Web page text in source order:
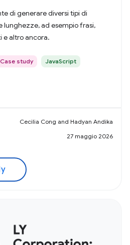
di generare diversi tipi di
lunghezze, ad esempio frasi,
e altro ancora.
Case study JavaScript
Cecilia Cong and Hadyan Andika
27 maggio 2026